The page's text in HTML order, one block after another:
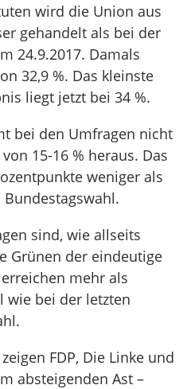
wird die Union aus
gehandelt als bei der
24.9.2017. Damals
32,9 %. Das kleinste
liegt jetzt bei 34 %.
bei den Umfragen nicht
15-16 % heraus. Das
weniger als
sind, wie allseits
Grünen der eindeutige
mehr als
wie bei der letzten
FDP, Die Linke und
absteigenden Ast –